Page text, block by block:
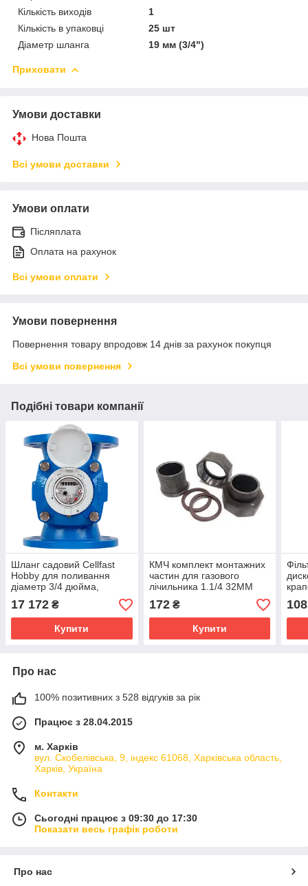
Кількість виходів
1
Кількість в упаковці
25 шт
Діаметр шланга
19 мм (3/4")
Приховати
Умови доставки
Нова Пошта
Всі умови доставки
Умови оплати
Післяплата
Оплата на рахунок
Всі умови оплати
Умови повернення
Повернення товару впродовж 14 днів за рахунок покупця
Всі умови повернення
Подібні товари компанії
Шланг садовий Cellfast
Hobby для поливання
діаметр 3/4 дюйма,
довжина 25 м (HB 3/4 25)
17 172 ₴
Купити
КМЧ комплект монтажних
частин для газового
лічильника 1.1/4 32MM
172₴
Купити
108
Про нас
100% позитивних з 528 відгуків за рік
Працює з 28.04.2015
м. Харків
вул. Скобелівська, 9, індекс 61068, Харківська область,
Харків, Україна
Контакти
Сьогодні працює з 09:30 до 17:30
Показати весь графік роботи
Про нас